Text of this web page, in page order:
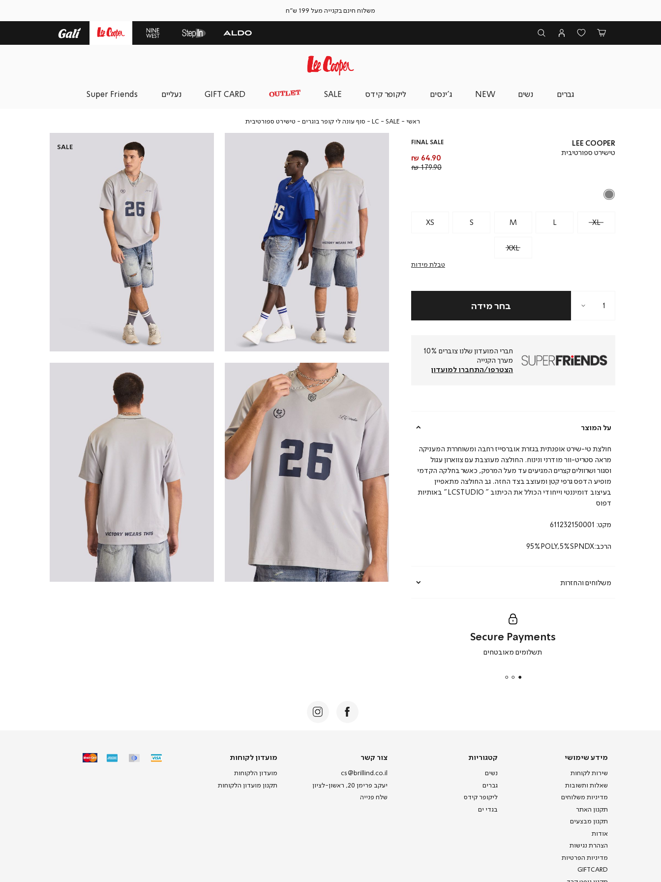
משלוח חינם בקנייה מעל 199 ש"ח
גברים נשים NEW ג'ינסים ליקופר קידס SALE
GIFT CARD נעליים Super Friends
ראשי ראשי
SALE
SALE
LC - סוף עונה לי קופר בוגרים
LC
לי
קופר
בוגרים
טישירט ספורטיביתטישירט
LEE COOPER
טישירט ספורטיבית
FINAL SALE
מחיר
מוצר
64.90 ₪
מחיר
179.90 ₪
XS S M L XL
XXL
טבלת מידות
חברי המועדון שלנו צוברים 10%
מערך הקנייה
הצטרפו/התחברו למועדון
על המוצר
משלוחים והחזרות
חולצת טי-שירט אופנתית בגזרת אוברסייז רחבה ומשוחררת המעניקה
מראה סטריט-וור מודרני ונינוח. החולצה מעוצבת עם צווארון עגול
וסגור ושרוולים קצרים המגיעים עד מעל המרפק, כאשר בחלקה הקדמי
מופיע הדפס גרפי קטן ומעוצב בצד החזה. גב החולצה מתאפיין
בעיצוב דומיננטי וייחודי הכולל את הכיתוב ” LCSTUDIO” באותיות
דפוס
מקט: 611232150001
הרכב:95%POLY,5%SPNDX
secure
Secure Payments
תשלומים מאובטחים
SALE
מידע
מידע שימושי
שירות לקוחות
שאלות ותשובות
מדיניות משלוחים
תקנון האתר
תקנון מבצעים
אודות
הצהרת נגישות
מדיניות הפרטיות
GIFTCARD
קטגוריות
קטגוריות
נשים
גברים
ליקופר קידס
בגדי ים
צור
צור קשר
cs@brillind.co.il
יעקב פרימן 20, ראשון-לציון
שלח פנייה
מועדון
מועדון לקוחות
מועדון הלקוחות
תקנון מועדון הלקוחות